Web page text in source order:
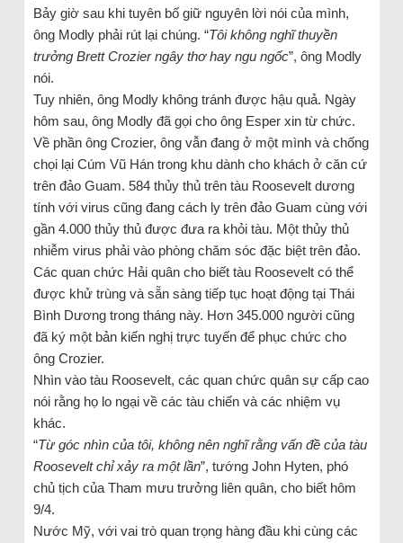
Bảy giờ sau khi tuyên bố giữ nguyên lời nói của mình,
ông Modly phải rút lại chúng. “Tôi không nghĩ thuyền
trưởng Brett Crozier ngây thơ hay ngu ngốc”, ông Modly
nói.
Tuy nhiên, ông Modly không tránh được hậu quả. Ngày
hôm sau, ông Modly đã gọi cho ông Esper xin từ chức.
Về phần ông Crozier, ông vẫn đang ở một mình và chống
chọi lại Cúm Vũ Hán trong khu dành cho khách ở căn cứ
trên đảo Guam. 584 thủy thủ trên tàu Roosevelt dương
tính với virus cũng đang cách ly trên đảo Guam cùng với
gần 4.000 thủy thủ được đưa ra khỏi tàu. Một thủy thủ
nhiễm virus phải vào phòng chăm sóc đặc biệt trên đảo.
Các quan chức Hải quân cho biết tàu Roosevelt có thể
được khử trùng và sẵn sàng tiếp tục hoạt động tại Thái
Bình Dương trong tháng này. Hơn 345.000 người cũng
đã ký một bản kiến ​​nghị trực tuyến để phục chức cho
ông Crozier.
Nhìn vào tàu Roosevelt, các quan chức quân sự cấp cao
nói rằng họ lo ngại về các tàu chiến và các nhiệm vụ
khác.
“Từ góc nhìn của tôi, không nên nghĩ rằng vấn đề của tàu
Roosevelt chỉ xảy ra một lần”, tướng John Hyten, phó
chủ tịch của Tham mưu trưởng liên quân, cho biết hôm
9/4.
Nước Mỹ, với vai trò quan trọng hàng đầu khi cùng các